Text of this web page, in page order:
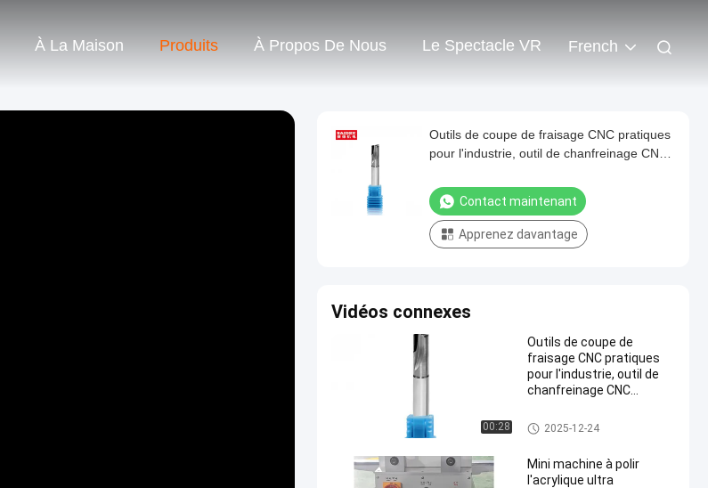
À La Maison Produits À Propos De Nous Le Spectacle VR French
Outils de coupe de fraisage CNC pratiques
pour l'industrie, outil de chanfreinage CNC
vitesse
Contact maintenant
Apprenez davantage
Vidéos connexes
00:28
Outils de coupe de
fraisage CNC pratiques
pour l'industrie, outil de
chanfreinage CNC
coupe à grande vitesse
Coupeuse à fraisage à Chamf
er
2025-12-24
Mini machine à polir
l'acrylique ultra